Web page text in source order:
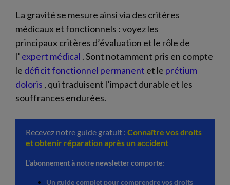
La gravité se mesure ainsi via des critères
médicaux et fonctionnels : voyez les
principaux critères d’évaluation et le rôle de
l’ expert médical . Sont notamment pris en compte
le déficit fonctionnel permanent et le prétium
doloris , qui traduisent l’impact durable et les
souffrances endurées.